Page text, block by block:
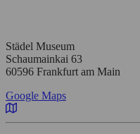
Städel Museum
Schaumainkai 63
60596 Frankfurt am Main
Google Maps